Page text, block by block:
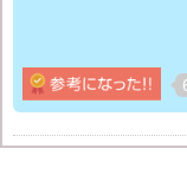
電子マネーのチ
ットの評判を調べ
の言葉通り、さほ
普段使いで結構ポ